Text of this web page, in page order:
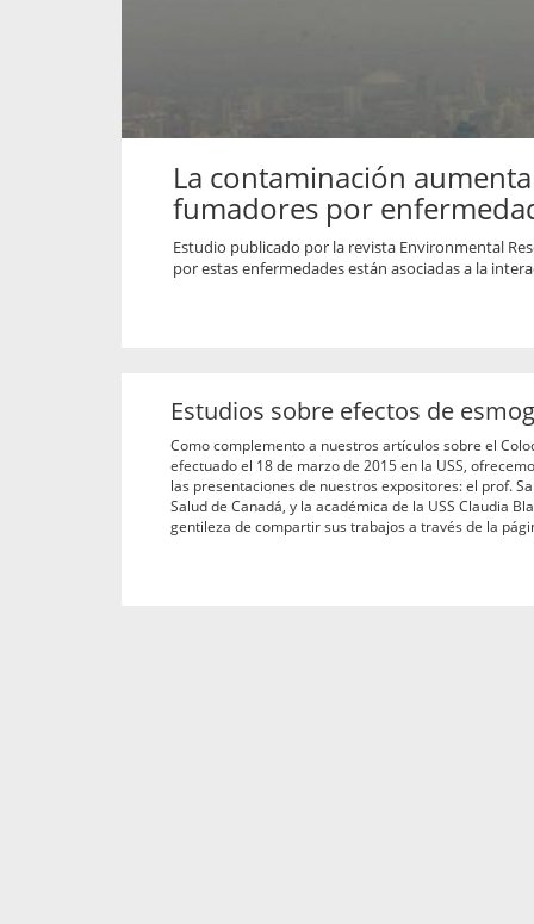
La contaminación
fumadores por
Estudio publicado por la revista Environmental
por estas enfermedades están asociadas a la
Estudios sobre efectos de
Como complemento a nuestros artículos sobre el
efectuado el 18 de marzo de 2015 en la USS,
las presentaciones de nuestros expositores: el prof.
Salud de Canadá, y la académica de la USS Claudia
gentileza de compartir sus trabajos a través de la